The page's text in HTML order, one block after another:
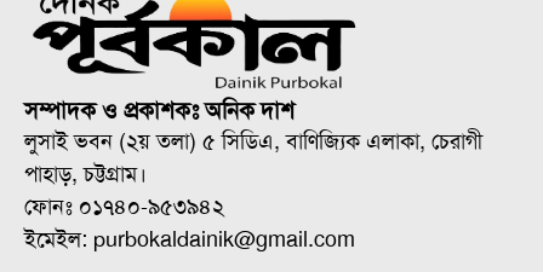
সম্পাদক ও প্রকাশকঃ অনিক দাশ
লুসাই ভবন (২য় তলা) ৫ সিডিএ, বাণিজ্যিক এলাকা, চেরাগী
পাহাড়, চট্টগ্রাম।
ফোনঃ ০১৭৪০-৯৫৩৯৪২
ইমেইল: purbokaldainik@gmail.com